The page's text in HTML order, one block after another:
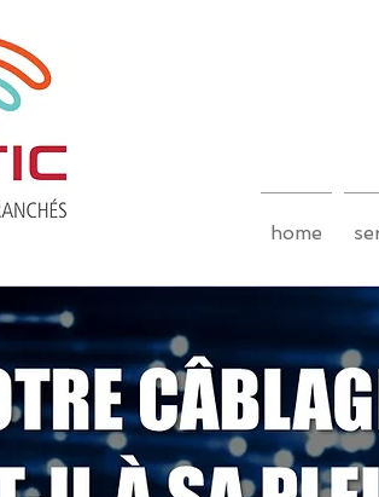
home